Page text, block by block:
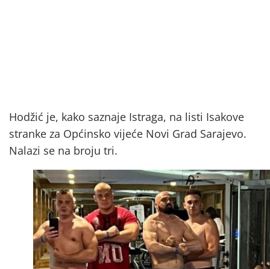
Hodžić je, kako saznaje Istraga, na listi Isakove
stranke za Općinsko vijeće Novi Grad Sarajevo.
Nalazi se na broju tri.